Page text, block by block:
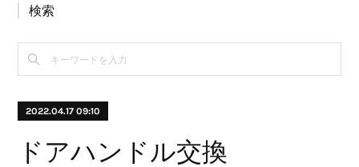
検索
2022.04.17 09:10
ドアハンドル交換